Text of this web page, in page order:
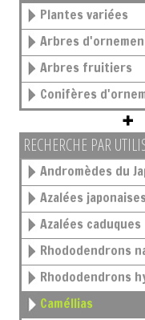
Plantes variées
Arbres
Arbres fruitiers
Conifères
RECHERCHE PAR
Andromèdes du
Azalées
Azalées caduques
Rhododendrons
Rhododendrons
Caméllias